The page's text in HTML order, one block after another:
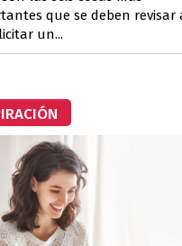
que se deben revisar
un...